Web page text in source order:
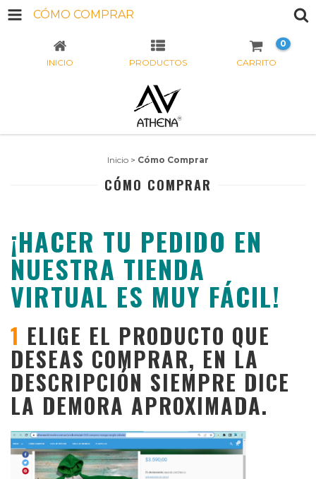
CÓMO COMPRAR
INICIO PRODUCTOS CARRITO
0
Inicio > Cómo Comprar
CÓMO COMPRAR
¡HACER TU PEDIDO EN
NUESTRA TIENDA
VIRTUAL ES MUY FÁCIL!
1 ELIGE EL PRODUCTO QUE
DESEAS COMPRAR, EN LA
DESCRIPCIÓN SIEMPRE DICE
LA DEMORA APROXIMADA.